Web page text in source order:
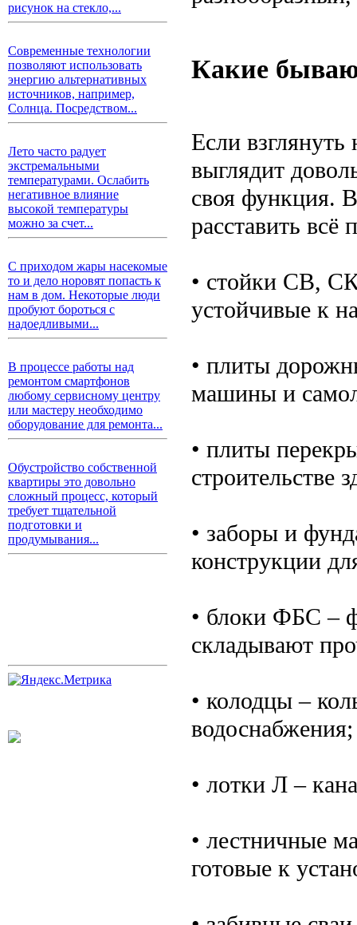
рисунок на стекло,...
Современные технологии
позволяют использовать
энергию альтернативных
источников, например,
Солнца. Посредством...
Лето часто радует
экстремальными
температурами. Ослабить
негативное влияние
высокой температуры
можно за счет...
С приходом жары насекомые
то и дело норовят попасть к
нам в дом. Некоторые люди
пробуют бороться с
надоедливыми...
В процессе работы над
ремонтом смартфонов
любому сервисному центру
или мастеру необходимо
оборудование для ремонта...
Обустройство собственной
квартиры это довольно
сложный процесс, который
требует тщательной
подготовки и
продумывания...
Какие
Если
выглядит
своя функция.
расставить всё
• стойки СВ,
устойчивые к
• плиты
машины и
• плиты
строительстве
• заборы и
конструкции
• блоки ФБС –
складывают
• колодцы –
водоснабжения;
• лотки Л –
• лестничные
готовые к